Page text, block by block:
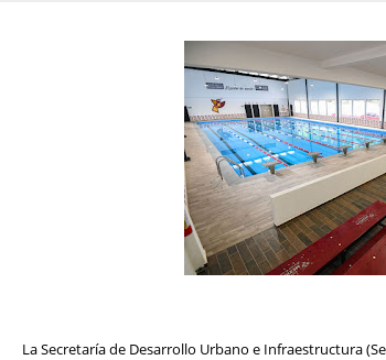
La Secretaría de Desarrollo Urbano e Infraestructura